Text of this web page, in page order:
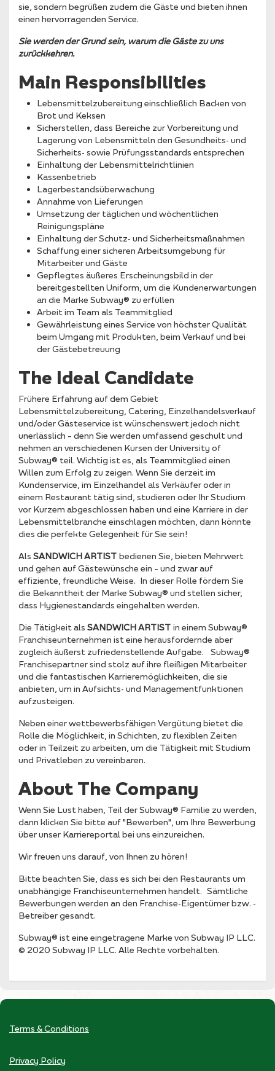
sie, sondern begrüßen zudem die Gäste und bieten ihnen
einen hervorragenden Service.
Sie werden der Grund sein, warum die Gäste zu uns
zurückkehren.
Main Responsibilities
Lebensmittelzubereitung einschließlich Backen von
Brot und Keksen
Sicherstellen, dass Bereiche zur Vorbereitung und
Lagerung von Lebensmitteln den Gesundheits- und
Sicherheits- sowie Prüfungsstandards entsprechen
Einhaltung der Lebensmittelrichtlinien
Kassenbetrieb
Lagerbestandsüberwachung
Annahme von Lieferungen
Umsetzung der täglichen und wöchentlichen
Reinigungspläne
Einhaltung der Schutz- und Sicherheitsmaßnahmen
Schaffung einer sicheren Arbeitsumgebung für
Mitarbeiter und Gäste
Gepflegtes äußeres Erscheinungsbild in der
bereitgestellten Uniform, um die Kundenerwartungen
an die Marke Subway® zu erfüllen
Arbeit im Team als Teammitglied
Gewährleistung eines Service von höchster Qualität
beim Umgang mit Produkten, beim Verkauf und bei
der Gästebetreuung
The Ideal Candidate
Frühere Erfahrung auf dem Gebiet
Lebensmittelzubereitung, Catering, Einzelhandelsverkauf
und/oder Gästeservice ist wünschenswert jedoch nicht
unerlässlich – denn Sie werden umfassend geschult und
nehmen an verschiedenen Kursen der University of
Subway® teil. Wichtig ist es, als Teammitglied einen
Willen zum Erfolg zu zeigen. Wenn Sie derzeit im
Kundenservice, im Einzelhandel als Verkäufer oder in
einem Restaurant tätig sind, studieren oder Ihr Studium
vor Kurzem abgeschlossen haben und eine Karriere in der
Lebensmittelbranche einschlagen möchten, dann könnte
dies die perfekte Gelegenheit für Sie sein!
Als SANDWICH ARTIST bedienen Sie, bieten Mehrwert
und gehen auf Gästewünsche ein – und zwar auf
effiziente, freundliche Weise. In dieser Rolle fördern Sie
die Bekanntheit der Marke Subway® und stellen sicher,
dass Hygienestandards eingehalten werden.
Die Tätigkeit als SANDWICH ARTIST in einem Subway®
Franchiseunternehmen ist eine herausfordernde aber
zugleich äußerst zufriedenstellende Aufgabe. Subway®
Franchisepartner sind stolz auf ihre fleißigen Mitarbeiter
und die fantastischen Karrieremöglichkeiten, die sie
anbieten, um in Aufsichts- und Managementfunktionen
aufzusteigen.
Neben einer wettbewerbsfähigen Vergütung bietet die
Rolle die Möglichkeit, in Schichten, zu flexiblen Zeiten
oder in Teilzeit zu arbeiten, um die Tätigkeit mit Studium
und Privatleben zu vereinbaren.
About The Company
Wenn Sie Lust haben, Teil der Subway® Familie zu werden,
dann klicken Sie bitte auf "Bewerben", um Ihre Bewerbung
über unser Karriereportal bei uns einzureichen.
Wir freuen uns darauf, von Ihnen zu hören!
Bitte beachten Sie, dass es sich bei den Restaurants um
unabhängige Franchiseunternehmen handelt. Sämtliche
Bewerbungen werden an den Franchise-Eigentümer bzw. -
Betreiber gesandt.
Subway® ist eine eingetragene Marke von Subway IP LLC.
© 2020 Subway IP LLC. Alle Rechte vorbehalten.
Terms & Conditions
Privacy Policy